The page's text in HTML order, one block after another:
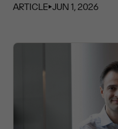
ARTICLE⏵JUN 1, 2026